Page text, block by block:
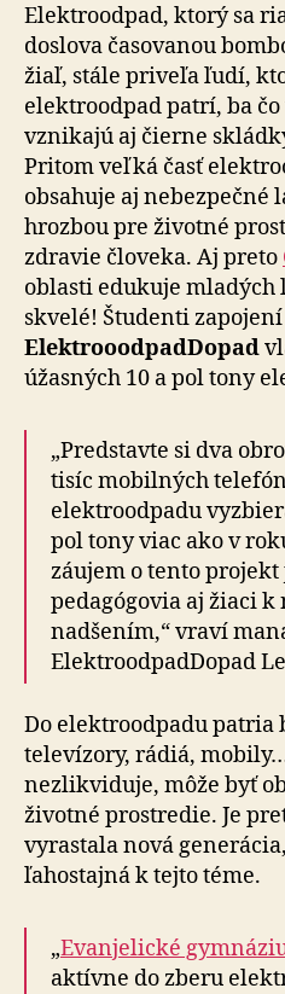
Elektroodpad, ktorý sa
doslova časovanou
žiaľ, stále priveľa ľudí,
elektroodpad patrí, ba čo
vznikajú aj čierne
Pritom veľká časť
obsahuje aj nebezpečné
hrozbou pre životné
zdravie človeka. Aj preto
oblasti edukuje mladých
skvelé! Študenti
ElektrooodpadDopad
úžasných 10 a pol tony
„Predstavte si dva
tisíc mobilných
elektroodpadu
pol tony viac ako v
záujem o tento
pedagógovia aj žiaci
nadšením,“ vraví
ElektroodpadDopad
Do elektroodpadu patria
televízory, rádiá,
nezlikviduje, môže byť
životné prostredie. Je
vyrastala nová
ľahostajná k tejto téme.
„Evanjelické
aktívne do zberu